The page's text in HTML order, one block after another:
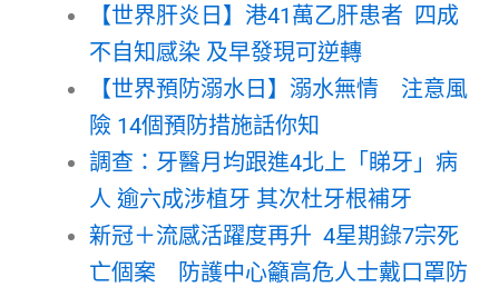
【世界肝炎日】港41萬乙肝患者 四成
不自知感染 及早發現可逆轉
【世界預防溺水日】溺水無情 注意風
險 14個預防措施話你知
調查：牙醫月均跟進4北上「睇牙」病
人 逾六成涉植牙 其次杜牙根補牙
新冠＋流感活躍度再升 4星期錄7宗死
亡個案 防護中心籲高危人士戴口罩防